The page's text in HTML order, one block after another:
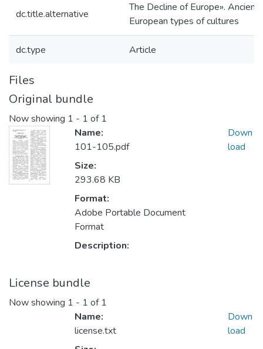
dc.title.alternative
The Decline of Europe».
European types of cultures
dc.type Article
Files
Original bundle
Now showing 1 - 1 of 1
Name:
101-105.pdf
Size:
293.68 KB
Format:
Adobe Portable Document
Format
Description:
Down
load
License bundle
Now showing 1 - 1 of 1
Name:
license.txt
Down
load